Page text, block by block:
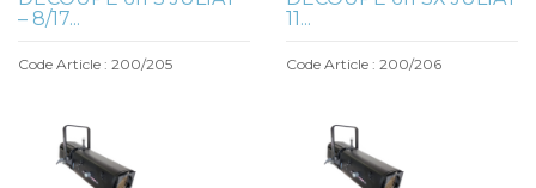
– 8/17...
Code Article : 200/205
11...
Code Article : 200/206